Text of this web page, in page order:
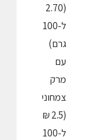
(2.70
ל-100
גרם)
עם
מרק
צמחוני
(2.5 ₪
ל-100